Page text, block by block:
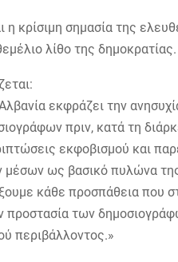
η κρίσιμη σημασία της
λίθο της δημοκρατίας.
εκφράζει την
πριν, κατά τη
εκφοβισμού και
μέσων ως βασικό πυλώνα
κάθε προσπάθεια που
προστασία των
περιβάλλοντος.»